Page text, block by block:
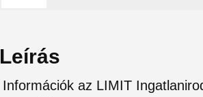
Leírás
Információk az LIMIT